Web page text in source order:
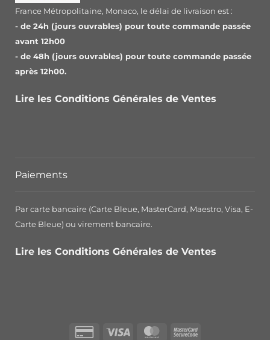
France Métropolitaine, Monaco, le délai de livraison est :
- de 24h (jours ouvrables) pour toute commande passée
avant 12h00
- de 48h (jours ouvrables) pour toute commande passée
après 12h00.
Lire les Conditions Générales de Ventes
Paiements
Par carte bancaire (Carte Bleue, MasterCard, Maestro, Visa, E-
Carte Bleue) ou virement bancaire.
Lire les Conditions Générales de Ventes
Credit
Visa MasterCardMasterCard